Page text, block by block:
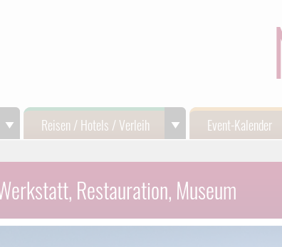
Reisen / Hotels / Verleih Event-Kalender
Restauration, Museum